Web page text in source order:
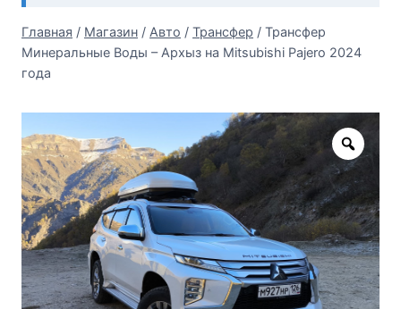
Главная / Магазин / Авто / Трансфер / Трансфер
Минеральные Воды – Архыз на Mitsubishi Pajero 2024
года
Zoom